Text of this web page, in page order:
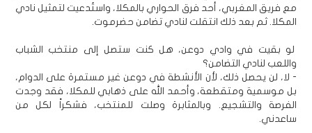
مع فريق المغربي، أحد فرق الحواري بالمكلا، واستُدعيت لتمثيل نادي
المكلا. ثم بعد ذلك انتقلت لنادي تضامن حضرموت.
لو بقيت في وادي دوعن، هل كنت ستصل إلى منتخب الشباب
واللعب لنادي التضامن؟
- لا، لن يحصل ذلك، لأن الأنشطة في دوعن غير مستمرة على الدوام،
بل موسمية ومتقطعة، وأحمد الله على ذهابي للمكلا، فقد وجدت
الفرصة والتشجيع. وبالمثابرة وصلت للمنتخب، فشكراً لكل من
ساعدني.